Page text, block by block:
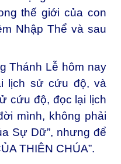
thế giới của con
Nhập Thể và sau
Thánh Lễ hôm nay
lịch sử cứu độ, và
cứu độ, đọc lại lịch
mình, không phải
Sự Dữ”, nhưng để
THIÊN CHÚA”.